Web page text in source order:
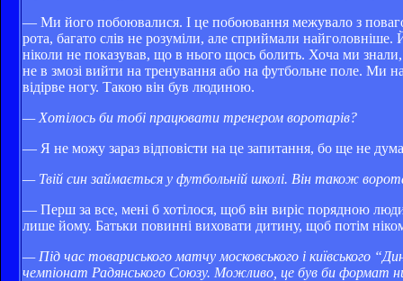
— Ми його побоювалися. І це побоювання межувало з
рота, багато слів не розуміли, але сприймали
ніколи не показував, що в нього щось болить. Хоча ми
не в змозі вийти на тренування або на футбольне поле. Ми
відірве ногу. Такою він був людиною.
— Хотілось би тобі працювати тренером воротарів?
— Я не можу зараз відповісти на це запитання, бо ще не
— Твій син займається у футбольній школі. Він також
— Перш за все, мені б хотілося, щоб він виріс порядною
лише йому. Батьки повинні виховати дитину, щоб потім
— Під час товариського матчу московського і київського
чемпіонат Радянського Союзу. Можливо, це був би формат